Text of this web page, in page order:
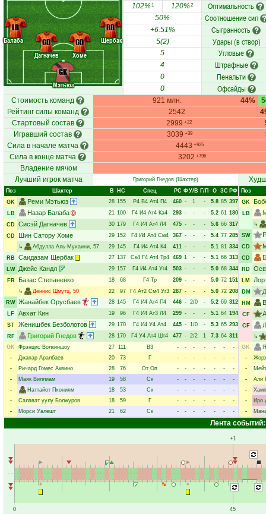
Мэтьюз
Балаба
Дагначев
Хоме
Щербак
GK
LB
CD
CD
RB
102%1 120%2 Оптимальность
50% Соотношение сил
+6.51% Сыгранность
5(2) Удары (в створ)
5 Угловые
4 Штрафные
0 Пенальти
0 Офсайды
Стоимость команд 921 млн. 44%
Рейтинг силы команд
2542
Стартовый состав
2999 +22
Игравший состав
3039 +39
Сила в начале матча
4443 +925
Сила в конце матча 3202 +796
Владение мячом
Лучший игрок матча
Григорий Гнедов (Шахтер)
Поз Шахтер В НC Спец РC ФУ/В Г/П О ЗС РФ
GK
Реми Мэтьюз 28 155 Р4 В4 Ат4 П4 460 - 1 - 5.8 85 397
LB
Назар Балаба 21 100 Г4 И4 Ат4 Ка4 293 - - - 5.2 61 180
CD Сисэй Дагначев 30 179 Г4 И4 Ат4 Л4 475 - - - 5.6 66 317
CD
Шин Сатору Хоме 29 152 Г4 И4 Ат4 См4 367 - - - 5.4 77 285
↳
Абдулла Аль-Мухаини, 57 29 145 Г4 И4 Ат4 К4 411 - - - 5.1 81 334
RB
Саидазам Щербак 27 137 Ск4 Г4 Ат4 Тр4 469 1 - - 5.1 66 313
LW
Джейс Кандл 29 157 Г4 И4 Ат4 Уг4 503 - - - 5.0 68 344
FR
Базас Степаненко 18 68 Г4 Тр 209 - - - 5.0 72 151
↳
Деннис Шмутц, 50 22 97 Г4 Ат2 См4 Уг3 287 - - - 5.0 72 208
RW Жанайбек Орусбаев 28 145 Г4 И4 Ат4 П4 446 - 2/0 - 5.2 69 312
LF
Авхат Кин 19 96 Г4 И4 Ат3 Л4 299 - - - 5.1 64 194
ST
Женишбек Безболотов 29 170 Г4 И4 У4 Ат4 445 - 1/0 - 5.3 65 293
RF
Григорий Гнедов 28 170 Г4 У4 Ат4 Шт4 477 - 2/2 1 7.3 64 311
GK
Фрэнцис Волкиншоу 27 111 В3 - - - - - -
-
-
Джапар Аралбаев 20 73 Г - - - - - -
-
-
Ричард Гомес Аквино 28 76 От Оп - - - - - -
-
-
Маяк Виллиам 19 58 Ск - - - - - -
-
-
Наттайот Пхониям 18 53 Ск - - - - - -
-
-
Салават уулу Болжуров 18 59 Г - - - - - -
-
-
Морси Уалешт 21 62 Ск - - - - - - -
Поз
GK
LB
↳
SW
CD
CD
RD
LM Лор
DM
RM
CF
CF
↳
GK
-
-
-
Али
-
-
Иро
-
Лента событий:
0
+1
45